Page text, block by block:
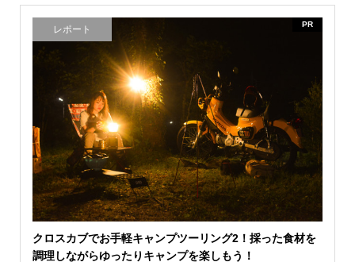
レポート PR
クロスカブでお手軽キャンプツーリング2！採った食材を
調理しながらゆったりキャンプを楽しもう！